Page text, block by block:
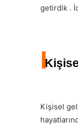
getirdik .
I
Kişisel